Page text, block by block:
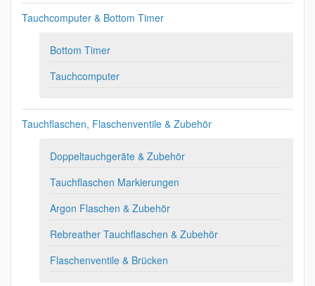
Tauchcomputer & Bottom Timer
Bottom Timer
Tauchcomputer
Tauchflaschen, Flaschenventile & Zubehör
Doppeltauchgeräte & Zubehör
Tauchflaschen Markierungen
Argon Flaschen & Zubehör
Rebreather Tauchflaschen & Zubehör
Flaschenventile & Brücken